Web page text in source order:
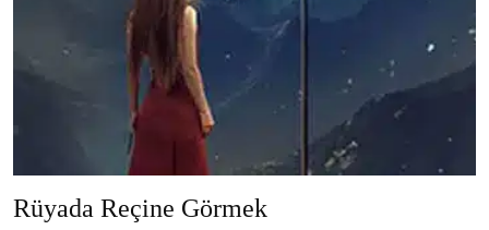
Rüyada Reçine Görmek